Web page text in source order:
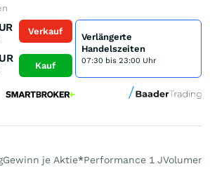
Verkauf
Kauf
Verlängerte
Handelszeiten
07:30 bis 23:00 Uhr
Gewinn je Aktie*Performance 1 JVolumen